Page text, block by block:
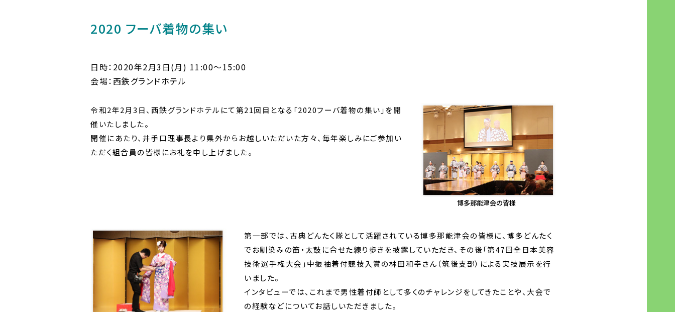
2020 フーバ着物の集い
日時：2020年2月3日(月) 11:00〜15:00
会場：西鉄グランドホテル
令和2年2月3日、西鉄グランドホテルにて第21回目となる「2020フーバ着物の集い」を開
催いたしました。
開催にあたり、井手口理事長より県外からお越しいただいた方々、毎年楽しみにご参加い
ただく組合員の皆様にお礼を申し上げました。
博多那能津会の皆様
第一部では、古典どんたく隊として活躍されている博多那能津会の皆様に、博多どんたく
でお馴染みの笛・太鼓に合せた練り歩きを披露していただき、その後「第47回全日本美容
技術選手権大会」中振袖着付競技入賞の林田和幸さん（筑後支部）による実技展示を行
いました。
インタビューでは、これまで男性着付師として多くのチャレンジをしてきたことや、大会で
の経験などについてお話しいただきました。